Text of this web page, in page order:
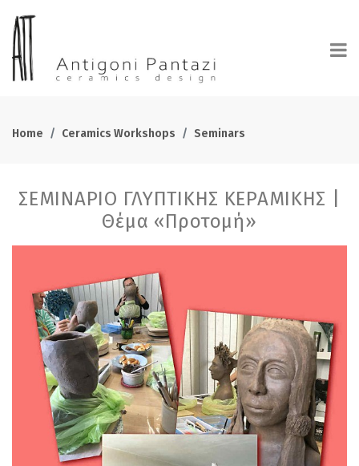
Home Ceramics Workshops Seminars
ΣΕΜΙΝΑΡΙΟ ΓΛΥΠΤΙΚΗΣ ΚΕΡΑΜΙΚΗΣ |
Θέμα «Προτομή»